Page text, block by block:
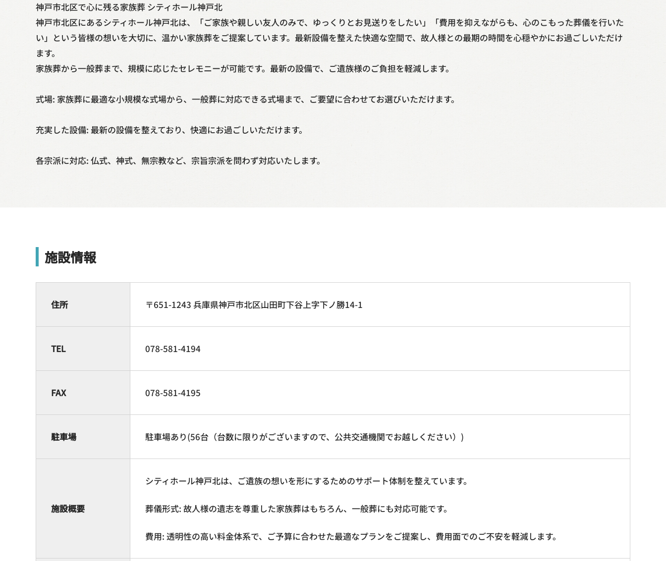
神戸市北区で心に残る家族葬 シティホール神戸北
神戸市北区にあるシティホール神戸北は、「ご家族や親しい友人のみで、ゆっくりとお見送りをしたい」「費用を抑えながらも、心のこもった葬儀を行いた
い」という皆様の想いを大切に、温かい家族葬をご提案しています。最新設備を整えた快適な空間で、故人様との最期の時間を心穏やかにお過ごしいただけ
ます。
家族葬から一般葬まで、規模に応じたセレモニーが可能です。最新の設備で、ご遺族様のご負担を軽減します。
式場: 家族葬に最適な小規模な式場から、一般葬に対応できる式場まで、ご要望に合わせてお選びいただけます。
充実した設備: 最新の設備を整えており、快適にお過ごしいただけます。
各宗派に対応: 仏式、神式、無宗教など、宗旨宗派を問わず対応いたします。
施設情報
住所 〒651-1243 兵庫県神戸市北区山田町下谷上字下ノ勝14-1
TEL 078-581-4194
FAX 078-581-4195
駐車場 駐車場あり(56台（台数に限りがございますので、公共交通機関でお越しください）)
施設概要
シティホール神戸北は、ご遺族の想いを形にするためのサポート体制を整えています。
葬儀形式: 故人様の遺志を尊重した家族葬はもちろん、一般葬にも対応可能です。
費用: 透明性の高い料金体系で、ご予算に合わせた最適なプランをご提案し、費用面でのご不安を軽減します。